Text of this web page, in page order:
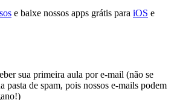
e baixe nossos apps grátis para iOS e
sua primeira aula por e-mail (não se
pasta de spam, pois nossos e-mails podem